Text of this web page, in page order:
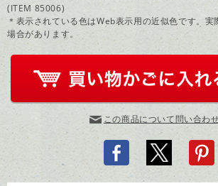
(ITEM 85006)
＊表示されている色はWeb表示用の近似色です。実
場合があります。
この商品について問い合わ